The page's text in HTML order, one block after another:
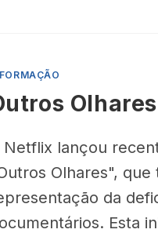
Netflix lançou
Olhares",
da
Esta